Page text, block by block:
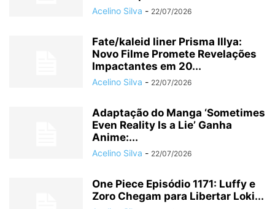
Acelino Silva - 22/07/2026
Fate/kaleid liner Prisma Illya:
Novo Filme Promete Revelações
Impactantes em 20...
Acelino Silva - 22/07/2026
Adaptação do Manga ‘Sometimes
Even Reality Is a Lie’ Ganha
Anime:...
Acelino Silva - 22/07/2026
One Piece Episódio 1171: Luffy e
Zoro Chegam para Libertar Loki...